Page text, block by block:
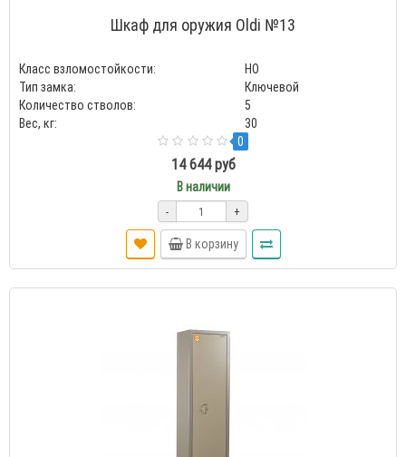
Шкаф для оружия Oldi №13
Класс взломостойкости:
HO
Тип замка:
Ключевой
Количество стволов:
5
Вес, кг:
30
0
14 644 руб
В наличии
- +
В корзину